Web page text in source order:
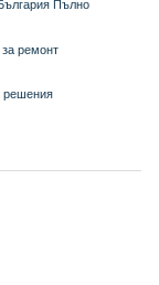
ремонт
решения